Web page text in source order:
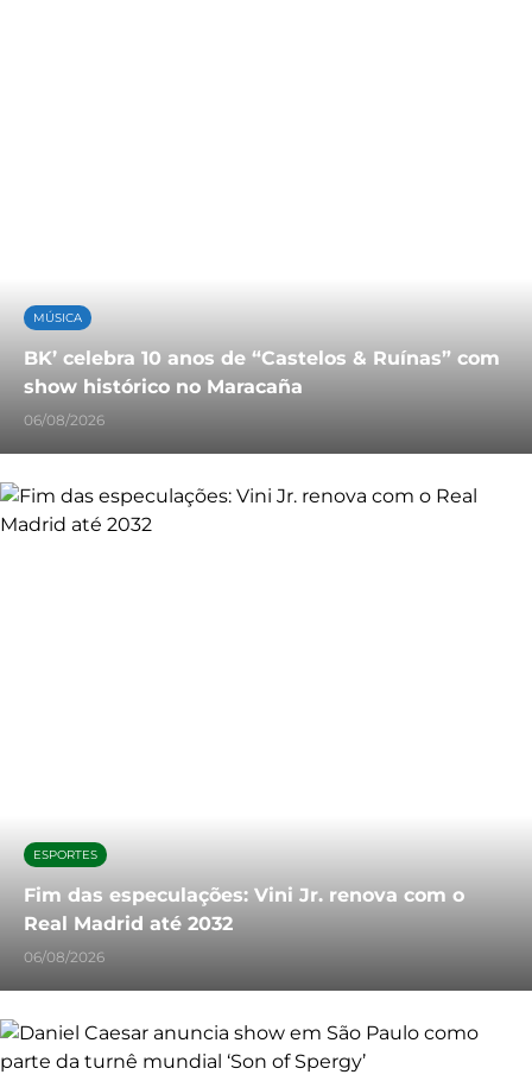
MÚSICA
BK’ celebra 10 anos de “Castelos & Ruínas” com
show histórico no Maracaña
06/08/2026
ESPORTES
Fim das especulações: Vini Jr. renova com o
Real Madrid até 2032
06/08/2026